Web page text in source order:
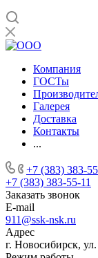
Компания
ГОСТы
Галерея
Доставка
Контакты
...
+7 (383) 383-
+7 (383) 383-55-11
Заказать звонок
E-mail
911@ssk-nsk.ru
Адрес
г. Новосибирск,